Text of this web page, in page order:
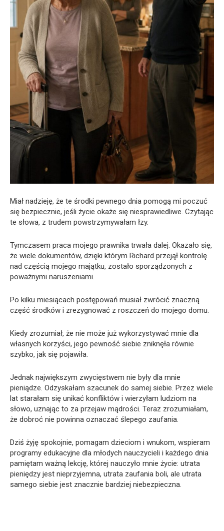
Miał nadzieję, że te środki pewnego dnia pomogą mi poczuć
się bezpiecznie, jeśli życie okaże się niesprawiedliwe. Czytając
te słowa, z trudem powstrzymywałam łzy.
Tymczasem praca mojego prawnika trwała dalej. Okazało się,
że wiele dokumentów, dzięki którym Richard przejął kontrolę
nad częścią mojego majątku, zostało sporządzonych z
poważnymi naruszeniami.
Po kilku miesiącach postępowań musiał zwrócić znaczną
część środków i zrezygnować z roszczeń do mojego domu.
Kiedy zrozumiał, że nie może już wykorzystywać mnie dla
własnych korzyści, jego pewność siebie zniknęła równie
szybko, jak się pojawiła.
Jednak największym zwycięstwem nie były dla mnie
pieniądze. Odzyskałam szacunek do samej siebie. Przez wiele
lat starałam się unikać konfliktów i wierzyłam ludziom na
słowo, uznając to za przejaw mądrości. Teraz zrozumiałam,
że dobroć nie powinna oznaczać ślepego zaufania.
Dziś żyję spokojnie, pomagam dzieciom i wnukom, wspieram
programy edukacyjne dla młodych nauczycieli i każdego dnia
pamiętam ważną lekcję, której nauczyło mnie życie: utrata
pieniędzy jest nieprzyjemna, utrata zaufania boli, ale utrata
samego siebie jest znacznie bardziej niebezpieczna.